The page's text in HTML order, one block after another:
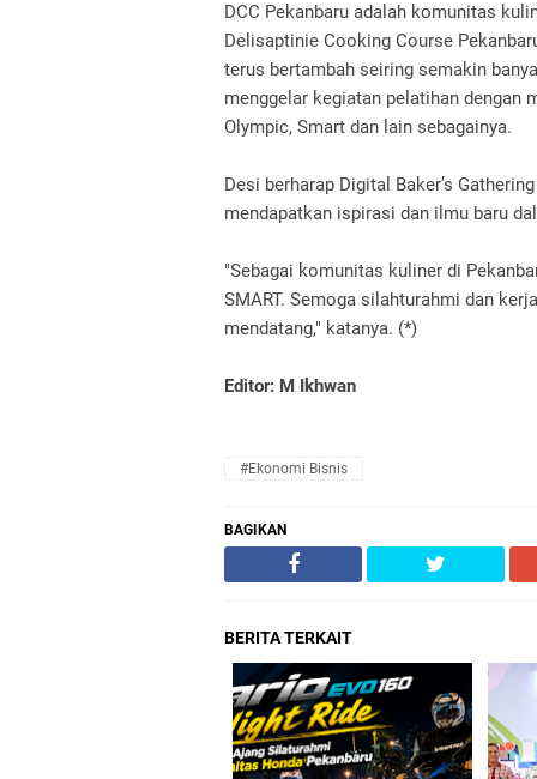
DCC Pekanbaru adalah komunitas
Delisaptinie Cooking Course
terus bertambah seiring semakin
menggelar kegiatan pelatihan dengan
Olympic, Smart dan lain sebagainya.
Desi berharap Digital Baker’s
mendapatkan ispirasi dan ilmu baru
"Sebagai komunitas kuliner di
SMART. Semoga silahturahmi dan
mendatang," katanya. (*)
Editor: M Ikhwan
#Ekonomi Bisnis
BAGIKAN
BERITA TERKAIT